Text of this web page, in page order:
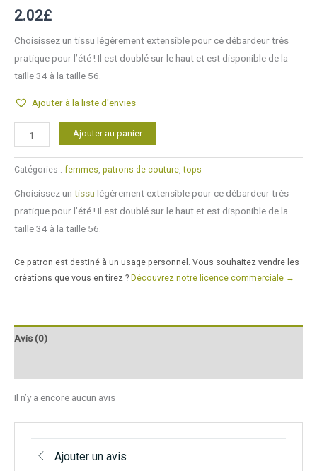
2.02£
Choisissez un tissu légèrement extensible pour ce débardeur très
pratique pour l’été ! Il est doublé sur le haut et est disponible de la
taille 34 à la taille 56.
Ajouter à la liste d'envies
quantité
de
Débardeur
Ajouter au panier
Catégories : femmes, patrons de couture,tops
Choisissez un tissu légèrement extensible pour ce débardeur très
pratique pour l’été ! Il est doublé sur le haut et est disponible de la
taille 34 à la taille 56.
Ce patron est destiné à un usage personnel. Vous souhaitez vendre les
créations que vous en tirez ? Découvrez notre licence commerciale →
Avis (0)
Il n’y a encore aucun avis
Ajouter un avis